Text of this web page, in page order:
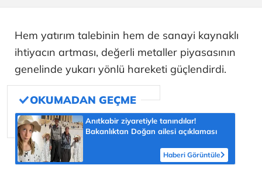
Hem yatırım talebinin hem de sanayi kaynaklı
ihtiyacın artması, değerli metaller piyasasının
genelinde yukarı yönlü hareketi güçlendirdi.
Anıtkabir ziyaretiyle tanındılar!
Bakanlıktan Doğan ailesi açıklaması
Haberi Görüntüle